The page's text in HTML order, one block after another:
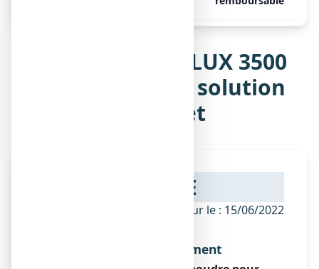
Notice de RHEOFLUX 3500
mg, poudre pour solution
buvable en sachet
NOTICE
ANSM - Mis à jour le : 15/06/2022
Dénomination du médicament